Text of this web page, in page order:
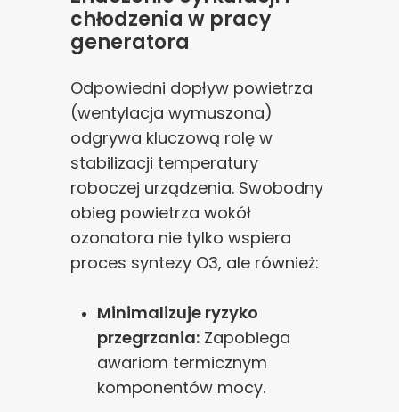
chłodzenia w pracy
generatora
Odpowiedni dopływ powietrza
(wentylacja wymuszona)
odgrywa kluczową rolę w
stabilizacji temperatury
roboczej urządzenia. Swobodny
obieg powietrza wokół
ozonatora nie tylko wspiera
proces syntezy O3, ale również:
Minimalizuje ryzyko
przegrzania: Zapobiega
awariom termicznym
komponentów mocy.